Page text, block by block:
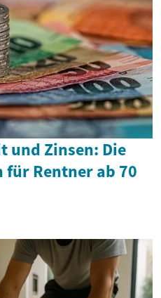
und Zinsen: Die
für Rentner ab 70